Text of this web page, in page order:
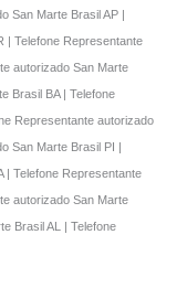
San Marte Brasil AP |
| Telefone Representante
autorizado San Marte
Brasil BA | Telefone
Representante autorizado
San Marte Brasil PI |
| Telefone Representante
autorizado San Marte
Brasil AL | Telefone